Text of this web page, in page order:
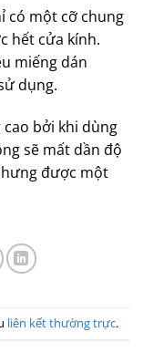
có một cỡ chung
hết cửa kính.
miếng dán
dụng.
bởi khi dùng
sẽ mất dần độ
được một
liên kết thường trực.